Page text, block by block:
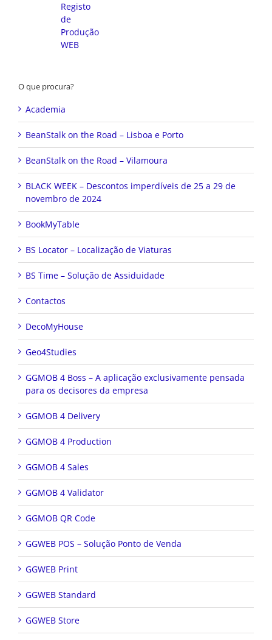
O que procura?
Academia
BeanStalk on the Road – Lisboa e Porto
BeanStalk on the Road – Vilamoura
BLACK WEEK – Descontos imperdíveis de 25 a 29 de
novembro de 2024
BookMyTable
BS Locator – Localização de Viaturas
BS Time – Solução de Assiduidade
Contactos
DecoMyHouse
Geo4Studies
GGMOB 4 Boss – A aplicação exclusivamente pensada
para os decisores da empresa
GGMOB 4 Delivery
GGMOB 4 Production
GGMOB 4 Sales
GGMOB 4 Validator
GGMOB QR Code
GGWEB POS – Solução Ponto de Venda
GGWEB Print
GGWEB Standard
GGWEB Store